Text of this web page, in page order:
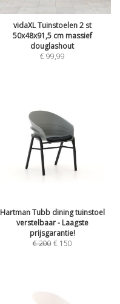
vidaXL Tuinstoelen 2 st
50x48x91,5 cm massief
douglashout
€99,99
Hartman Tubb dining tuinstoel
verstelbaar - Laagste
prijsgarantie!
€200 € 150